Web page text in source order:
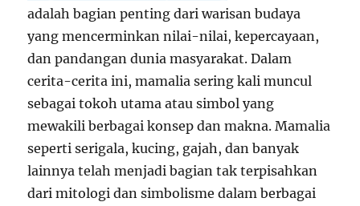
adalah bagian penting dari warisan budaya
yang mencerminkan nilai-nilai, kepercayaan,
dan pandangan dunia masyarakat. Dalam
cerita-cerita ini, mamalia sering kali muncul
sebagai tokoh utama atau simbol yang
mewakili berbagai konsep dan makna. Mamalia
seperti serigala, kucing, gajah, dan banyak
lainnya telah menjadi bagian tak terpisahkan
dari mitologi dan simbolisme dalam berbagai